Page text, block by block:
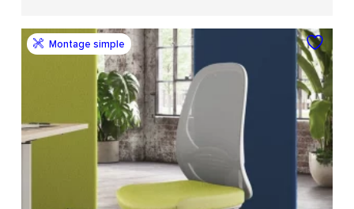
Montage simple